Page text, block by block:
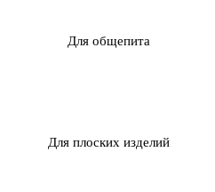
Для общепита
Для плоских изделий